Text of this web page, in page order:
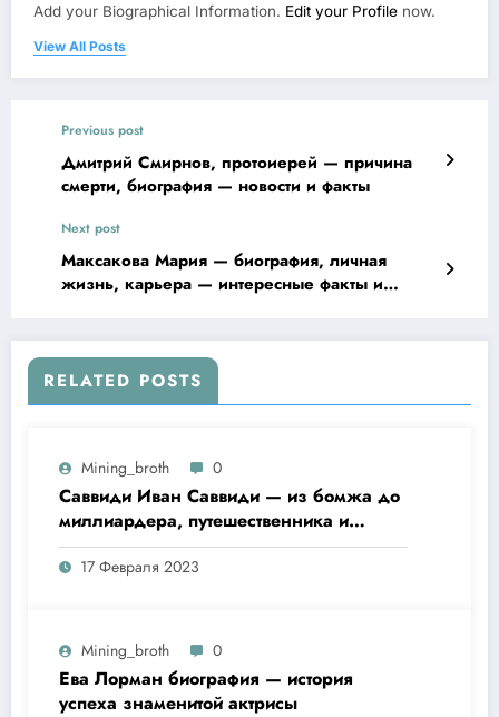
Add your Biographical Information. Edit your Profile now.
View All Posts
Previous post
Дмитрий Смирнов, протоиерей — причина
смерти, биография — новости и факты
Next post
Максакова Мария — биография, личная
жизнь, карьера — интересные факты и
RELATED POSTS
Mining_broth 0
Саввиди Иван Саввиди — из бомжа до
миллиардера, путешественника и
футбольного президента —
удивительная биография
17 Февраля 2023
Mining_broth 0
Ева Лорман биография — история
успеха знаменитой актрисы